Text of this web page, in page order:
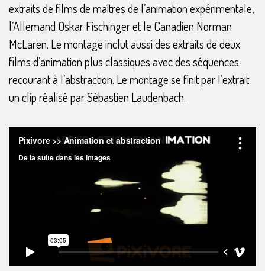
extraits de films de maîtres de l’animation expérimentale,
l’Allemand Oskar Fischinger et le Canadien Norman
McLaren. Le montage inclut aussi des extraits de deux
films d’animation plus classiques avec des séquences
recourant à l’abstraction. Le montage se finit par l’extrait
un clip réalisé par Sébastien Laudenbach.